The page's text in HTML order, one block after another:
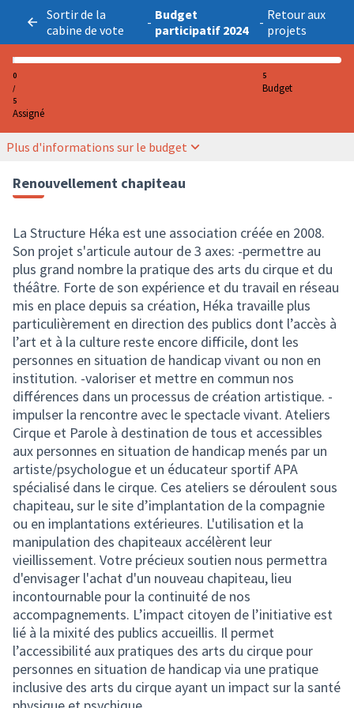
Sortir de la
cabine de vote
- Budget
participatif 2024
- Retour aux
projets
0
/
5
Assigné
5
Budget
Plus d'informations sur le budget
Renouvellement chapiteau
La Structure Héka est une association créée en 2008.
Son projet s'articule autour de 3 axes: -permettre au
plus grand nombre la pratique des arts du cirque et du
théâtre. Forte de son expérience et du travail en réseau
mis en place depuis sa création, Héka travaille plus
particulièrement en direction des publics dont l’accès à
l’art et à la culture reste encore difficile, dont les
personnes en situation de handicap vivant ou non en
institution. -valoriser et mettre en commun nos
différences dans un processus de création artistique. -
impulser la rencontre avec le spectacle vivant. Ateliers
Cirque et Parole à destination de tous et accessibles
aux personnes en situation de handicap menés par un
artiste/psychologue et un éducateur sportif APA
spécialisé dans le cirque. Ces ateliers se déroulent sous
chapiteau, sur le site d’implantation de la compagnie
ou en implantations extérieures. L'utilisation et la
manipulation des chapiteaux accélèrent leur
vieillissement. Votre précieux soutien nous permettra
d'envisager l'achat d'un nouveau chapiteau, lieu
incontournable pour la continuité de nos
accompagnements. L’impact citoyen de l’initiative est
lié à la mixité des publics accueillis. Il permet
l’accessibilité aux pratiques des arts du cirque pour
personnes en situation de handicap via une pratique
inclusive des arts du cirque ayant un impact sur la santé